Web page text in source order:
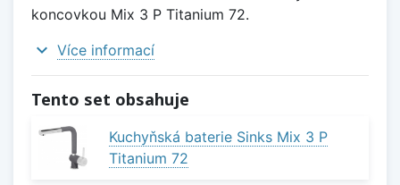
koncovkou Mix 3 P Titanium 72.
expand_more Více informací
Tento set obsahuje
Kuchyňská baterie Sinks Mix 3 P
Titanium 72